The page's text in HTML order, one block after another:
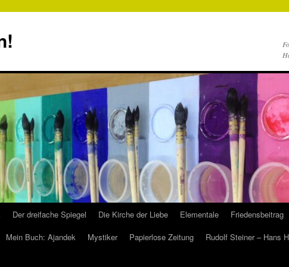
Der dreifache Spiegel Die Kirche der Liebe Elementale Friedensbeitrag
Mein Buch: Ajandek Mystiker Papierlose Zeitung Rudolf Steiner – Hans